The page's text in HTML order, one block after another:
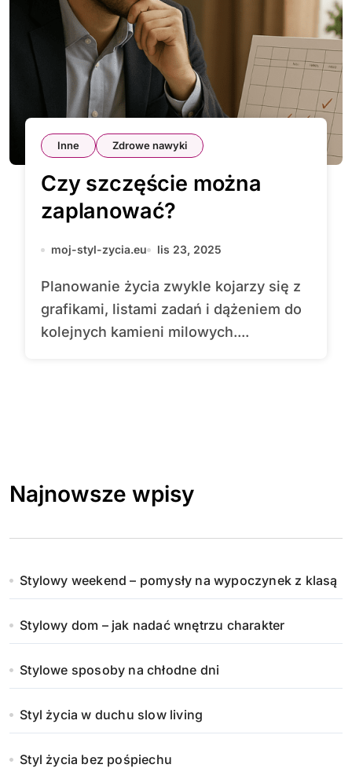
Inne Zdrowe nawyki
Czy szczęście można
zaplanować?
moj-styl-zycia.eu lis 23, 2025
Planowanie życia zwykle kojarzy się z
grafikami, listami zadań i dążeniem do
kolejnych kamieni milowych....
Najnowsze wpisy
Stylowy weekend – pomysły na wypoczynek z klasą
Stylowy dom – jak nadać wnętrzu charakter
Stylowe sposoby na chłodne dni
Styl życia w duchu slow living
Styl życia bez pośpiechu